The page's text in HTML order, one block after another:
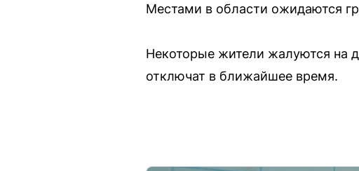
Местами в области ожидаются
Некоторые жители жалуются на
отключат в ближайшее время.